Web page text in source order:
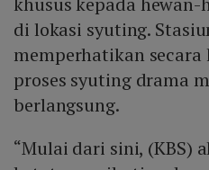
di lokasi syuting.
memperhatikan
proses syuting drama
berlangsung.
“Mulai dari sini, (KBS)